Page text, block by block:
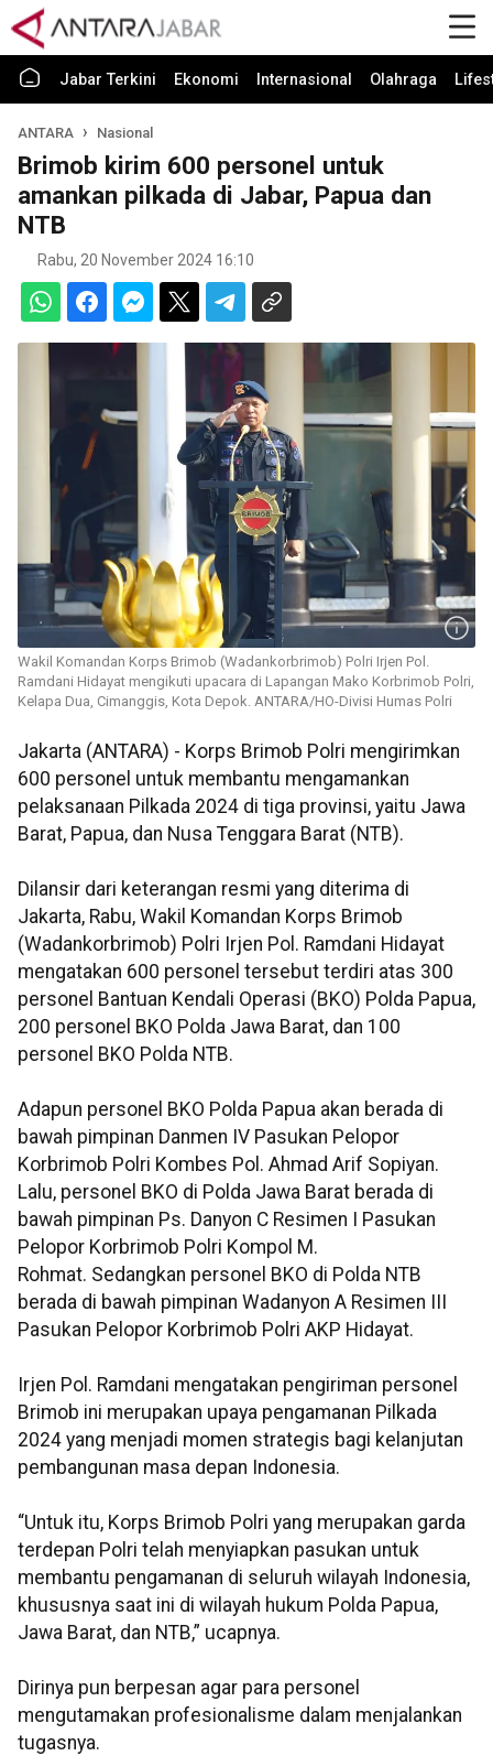
Jabar Terkini Ekonomi Internasional Olahraga
ANTARA Nasional
Brimob kirim 600 personel untuk
amankan pilkada di Jabar, Papua dan
NTB
Rabu, 20 November 2024 16:10
Wakil Komandan Korps Brimob (Wadankorbrimob) Polri Irjen Pol.
Ramdani Hidayat mengikuti upacara di Lapangan Mako Korbrimob Polri,
Kelapa Dua, Cimanggis, Kota Depok. ANTARA/HO-Divisi Humas Polri
Jakarta (ANTARA) - Korps Brimob Polri mengirimkan
600 personel untuk membantu mengamankan
pelaksanaan Pilkada 2024 di tiga provinsi, yaitu Jawa
Barat, Papua, dan Nusa Tenggara Barat (NTB).
Dilansir dari keterangan resmi yang diterima di
Jakarta, Rabu, Wakil Komandan Korps Brimob
(Wadankorbrimob) Polri Irjen Pol. Ramdani Hidayat
mengatakan 600 personel tersebut terdiri atas 300
personel Bantuan Kendali Operasi (BKO) Polda Papua,
200 personel BKO Polda Jawa Barat, dan 100
personel BKO Polda NTB.
Adapun personel BKO Polda Papua akan berada di
bawah pimpinan Danmen IV Pasukan Pelopor
Korbrimob Polri Kombes Pol. Ahmad Arif Sopiyan.
Lalu, personel BKO di Polda Jawa Barat berada di
bawah pimpinan Ps. Danyon C Resimen I Pasukan
Pelopor Korbrimob Polri Kompol M.
Rohmat. Sedangkan personel BKO di Polda NTB
berada di bawah pimpinan Wadanyon A Resimen III
Pasukan Pelopor Korbrimob Polri AKP Hidayat.
Irjen Pol. Ramdani mengatakan pengiriman personel
Brimob ini merupakan upaya pengamanan Pilkada
2024 yang menjadi momen strategis bagi kelanjutan
pembangunan masa depan Indonesia.
“Untuk itu, Korps Brimob Polri yang merupakan garda
terdepan Polri telah menyiapkan pasukan untuk
membantu pengamanan di seluruh wilayah Indonesia,
khususnya saat ini di wilayah hukum Polda Papua,
Jawa Barat, dan NTB,” ucapnya.
Dirinya pun berpesan agar para personel
mengutamakan profesionalisme dalam menjalankan
tugasnya.